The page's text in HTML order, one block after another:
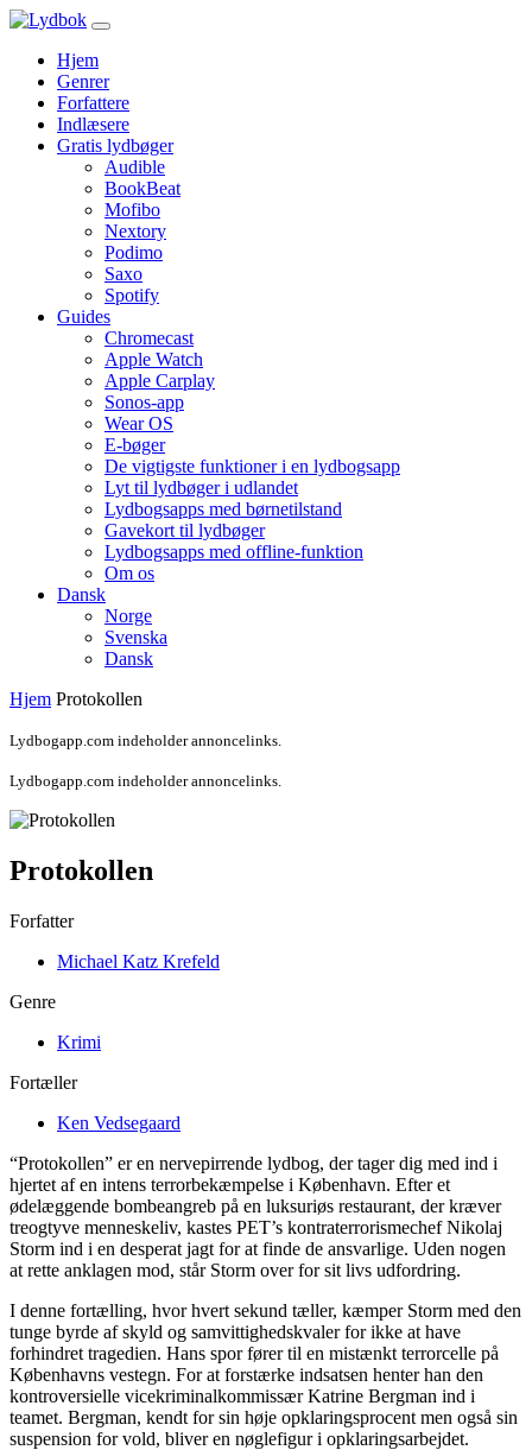
Hjem
Genrer
Forfattere
Indlæsere
Gratis lydbøger
Audible
BookBeat
Mofibo
Nextory
Podimo
Saxo
Spotify
Guides
Chromecast
Apple Watch
Apple Carplay
Sonos-app
Wear OS
E-bøger
De vigtigste funktioner i en lydbogsapp
Lyt til lydbøger i udlandet
Lydbogsapps med børnetilstand
Gavekort til lydbøger
Lydbogsapps med offline-funktion
Om os
Dansk
Norge
Svenska
Dansk
Hjem Protokollen
Lydbogapp.com indeholder annoncelinks.
Lydbogapp.com indeholder annoncelinks.
Protokollen
Forfatter
Michael Katz Krefeld
Genre
Krimi
Fortæller
Ken Vedsegaard
“Protokollen” er en nervepirrende lydbog, der tager dig med ind i
hjertet af en intens terrorbekæmpelse i København. Efter et
ødelæggende bombeangreb på en luksuriøs restaurant, der kræver
treogtyve menneskeliv, kastes PET’s kontraterrorismechef Nikolaj
Storm ind i en desperat jagt for at finde de ansvarlige. Uden nogen
at rette anklagen mod, står Storm over for sit livs udfordring.
I denne fortælling, hvor hvert sekund tæller, kæmper Storm med den
tunge byrde af skyld og samvittighedskvaler for ikke at have
forhindret tragedien. Hans spor fører til en mistænkt terrorcelle på
Københavns vestegn. For at forstærke indsatsen henter han den
kontroversielle vicekriminalkommissær Katrine Bergman ind i
teamet. Bergman, kendt for sin høje opklaringsprocent men også sin
suspension for vold, bliver en nøglefigur i opklaringsarbejdet.